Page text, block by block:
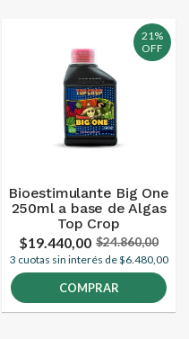
21%
OFF
Bioestimulante Big One
250ml a base de Algas
Top Crop
$19.440,00 $24.860,00
3 cuotas sin interés de $6.480,00
COMPRAR